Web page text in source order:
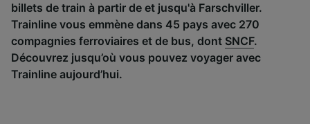
billets de train à partir de et jusqu'à Farschviller.
Trainline vous emmène dans 45 pays avec 270
compagnies ferroviaires et de bus, dont SNCF.
Découvrez jusqu’où vous pouvez voyager avec
Trainline aujourd’hui.